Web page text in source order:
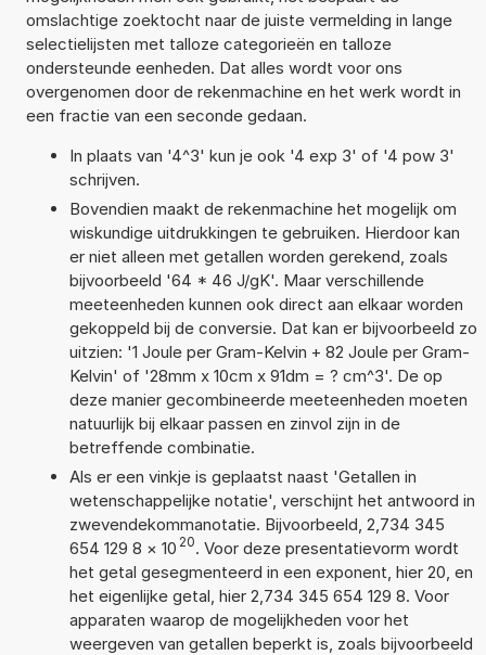
omslachtige zoektocht naar de juiste vermelding in lange
selectielijsten met talloze categorieën en talloze
ondersteunde eenheden. Dat alles wordt voor ons
overgenomen door de rekenmachine en het werk wordt in
een fractie van een seconde gedaan.
In plaats van '4^3' kun je ook '4 exp 3' of '4 pow 3'
schrijven.
Bovendien maakt de rekenmachine het mogelijk om
wiskundige uitdrukkingen te gebruiken. Hierdoor kan
er niet alleen met getallen worden gerekend, zoals
bijvoorbeeld '64 * 46 J/gK'. Maar verschillende
meeteenheden kunnen ook direct aan elkaar worden
gekoppeld bij de conversie. Dat kan er bijvoorbeeld zo
uitzien: '1 Joule per Gram-Kelvin + 82 Joule per Gram-
Kelvin' of '28mm x 10cm x 91dm = ? cm^3'. De op
deze manier gecombineerde meeteenheden moeten
natuurlijk bij elkaar passen en zinvol zijn in de
betreffende combinatie.
Als er een vinkje is geplaatst naast 'Getallen in
wetenschappelijke notatie', verschijnt het antwoord in
zwevendekommanotatie. Bijvoorbeeld, 2,734 345
654 129 8 × 10 20. Voor deze presentatievorm wordt
het getal gesegmenteerd in een exponent, hier 20, en
het eigenlijke getal, hier 2,734 345 654 129 8. Voor
apparaten waarop de mogelijkheden voor het
weergeven van getallen beperkt is, zoals bijvoorbeeld